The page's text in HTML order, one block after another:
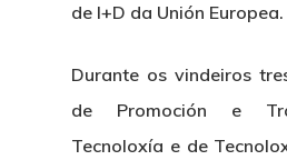
de I+D da Unión Europea.
Durante os vindeiros
de Promoción e
Tecnoloxía e de